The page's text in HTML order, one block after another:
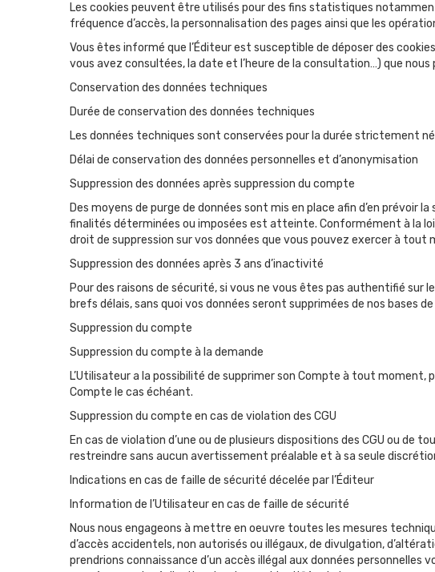
Les cookies peuvent être utilisés pour des fins statistiques
fréquence d’accès, la personnalisation des pages ainsi que les
Vous êtes informé que l’Éditeur est susceptible de déposer des
vous avez consultées, la date et l’heure de la consultation…) que
Conservation des données techniques
Durée de conservation des données techniques
Les données techniques sont conservées pour la durée strictement
Délai de conservation des données personnelles et d’anonymisation
Suppression des données après suppression du compte
Des moyens de purge de données sont mis en place afin d’en prévoir
finalités déterminées ou imposées est atteinte. Conformément à la loi
droit de suppression sur vos données que vous pouvez exercer à
Suppression des données après 3 ans d’inactivité
Pour des raisons de sécurité, si vous ne vous êtes pas authentifié
brefs délais, sans quoi vos données seront supprimées de nos bases
Suppression du compte
Suppression du compte à la demande
L’Utilisateur a la possibilité de supprimer son Compte à tout moment,
Compte le cas échéant.
Suppression du compte en cas de violation des CGU
En cas de violation d’une ou de plusieurs dispositions des CGU ou
restreindre sans aucun avertissement préalable et à sa seule
Indications en cas de faille de sécurité décelée par l’Éditeur
Information de l’Utilisateur en cas de faille de sécurité
Nous nous engageons à mettre en oeuvre toutes les mesures
d’accès accidentels, non autorisés ou illégaux, de divulgation,
prendrions connaissance d’un accès illégal aux données